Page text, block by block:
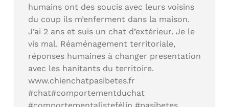
humains ont des soucis avec leurs voisins
du coup ils m’enferment dans la maison.
J’ai 2 ans et suis un chat d’extérieur. Je le
vis mal. Réaménagement territoriale,
réponses humaines à changer presentation
avec les hanitants du territoire.
www.chienchatpasibetes.fr
#chat#comportementduchat
#comportementalistefélin #pasibetes